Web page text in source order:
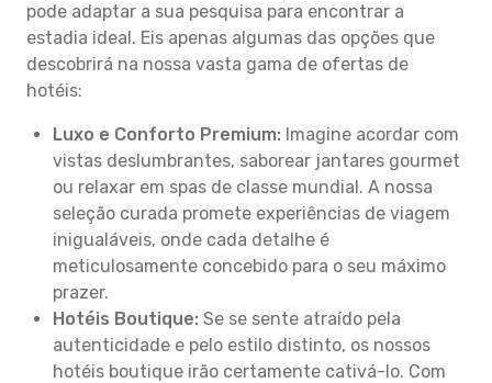
pode adaptar a sua pesquisa para encontrar a
estadia ideal. Eis apenas algumas das opções que
descobrirá na nossa vasta gama de ofertas de
hotéis:
Luxo e Conforto Premium: Imagine acordar com
vistas deslumbrantes, saborear jantares gourmet
ou relaxar em spas de classe mundial. A nossa
seleção curada promete experiências de viagem
inigualáveis, onde cada detalhe é
meticulosamente concebido para o seu máximo
prazer.
Hotéis Boutique: Se se sente atraído pela
autenticidade e pelo estilo distinto, os nossos
hotéis boutique irão certamente cativá-lo. Com